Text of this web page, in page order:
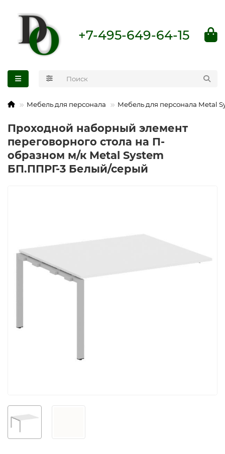
+7-495-649-64-15
Мебель для персонала Мебель для персонала Metal
Проходной наборный элемент
переговорного стола на П-
образном м/к Metal System
БП.ППРГ-3 Белый/серый